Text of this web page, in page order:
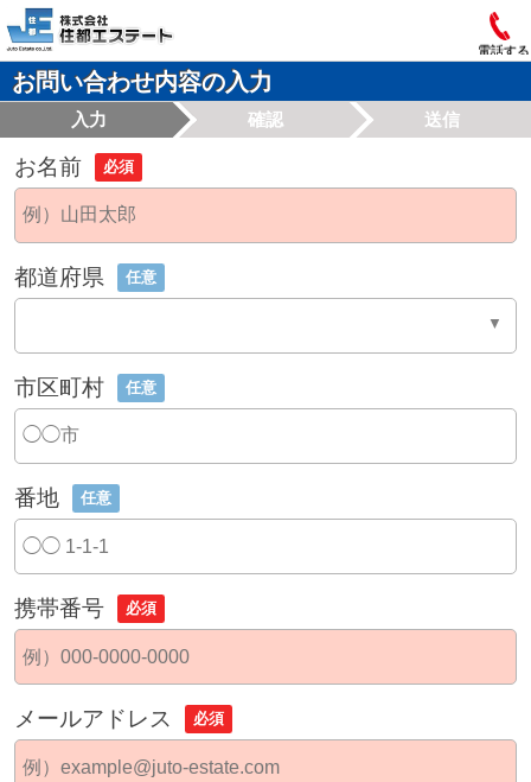
電話する
お問い合わせ内容の入力
入力 確認 送信
お名前 必須
都道府県 任意
市区町村 任意
番地 任意
携帯番号 必須
メールアドレス 必須